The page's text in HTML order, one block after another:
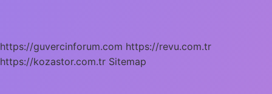
https://guvercinforum.com https://revu.com.tr
https://kozastor.com.tr Sitemap